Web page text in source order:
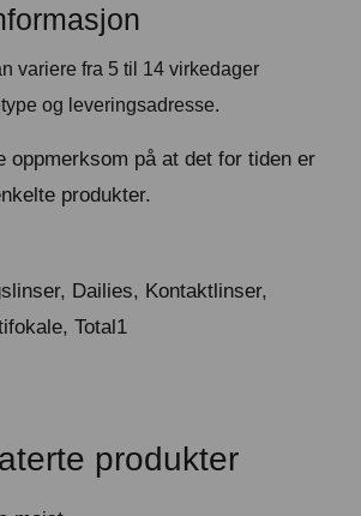
variere fra 5 til 14 virkedager
og leveringsadresse.
oppmerksom på at det for tiden er
produkter.
, Dailies, Kontaktlinser,
,Total1
produkter